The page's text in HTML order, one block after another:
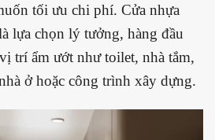
tối ưu chi phí. Cửa nhựa
lựa chọn lý tưởng, hàng đầu
trí ẩm ướt như toilet, nhà tắm,
ở hoặc công trình xây dựng.